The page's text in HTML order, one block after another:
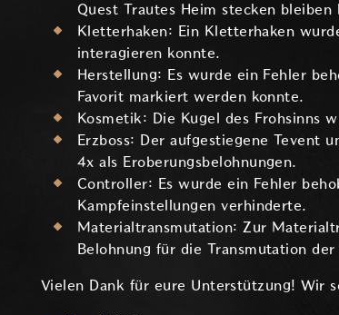
Quest Trautes Heim stecken bleiben
Kletterhaken: Ein Kletterhaken
interagieren konnte.
Herstellung: Es wurde ein Fehler
Favorit markiert werden konnte.
Kosmetik: Die Kugel des Frohsinns
Erzboss: Der aufgestiegene Tevent
4x als Eroberungsbelohnungen.
Controller: Es wurde ein Fehler
Kampfeinstellungen verhinderte.
Materialtransmutation: Zur
Belohnung für die Transmutation
Vielen Dank für eure Unterstützung! Wir